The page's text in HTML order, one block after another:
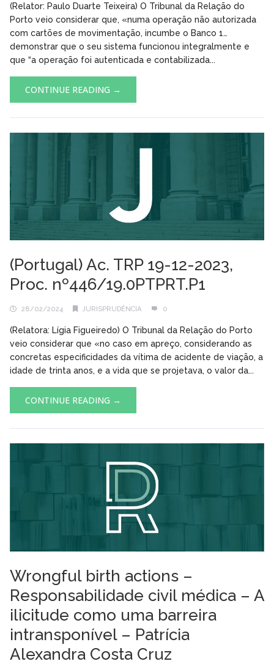
(Relator: Paulo Duarte Teixeira) O Tribunal da Relação do
Porto veio considerar que, «numa operação não autorizada
com cartões de movimentação, incumbe o Banco 1…
demonstrar que o seu sistema funcionou integralmente e
que “a operação foi autenticada e contabilizada...
CONTINUE READING →
(Portugal) Ac. TRP 19-12-2023,
Proc. nº446/19.0PTPRT.P1
28/02/2024 JURISPRUDÊNCIA 0
(Relatora: Lígia Figueiredo) O Tribunal da Relação do Porto
veio considerar que «no caso em apreço, considerando as
concretas especificidades da vítima de acidente de viação, a
idade de trinta anos, e a vida que se projetava, o valor da...
CONTINUE READING →
Wrongful birth actions –
Responsabilidade civil médica – A
ilicitude como uma barreira
intransponível – Patrícia
Alexandra Costa Cruz